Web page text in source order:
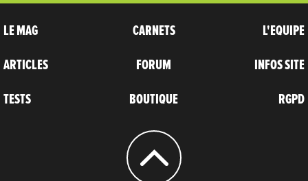
LE MAG
ARTICLES
TESTS
CARNETS
FORUM
BOUTIQUE
L'EQUIPE
INFOS SITE
RGPD